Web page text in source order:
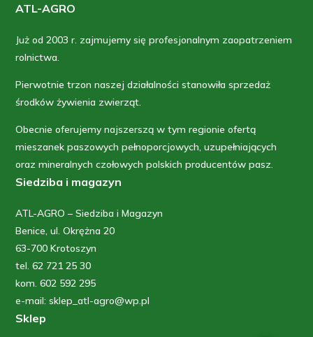
ATL-AGRO
Już od 2003 r. zajmujemy się profesjonalnym zaopatrzeniem
rolnictwa.
Pierwotnie trzon naszej działalności stanowiła sprzedaż
środków żywienia zwierząt.
Obecnie oferujemy najszerszą w tym regionie ofertą
mieszanek paszowych pełnoporcjowych, uzupełniających
oraz mineralnych czołowych polskich producentów pasz.
Siedziba i magazyn
ATL-AGRO – Siedziba i Magazyn
Benice, ul. Okrężna 20
63-700 Krotoszyn
tel. 62 721 25 30
kom. 602 592 295
e-mail: sklep_atl-agro@wp.pl
Sklep